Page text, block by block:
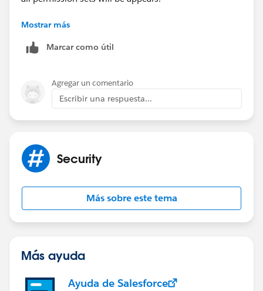
appears.
Mostrar más
Marcar como útil
Agregar un comentario
Escribir una respuesta...
Security
Más sobre este tema
Más ayuda
Ayuda de Salesforce